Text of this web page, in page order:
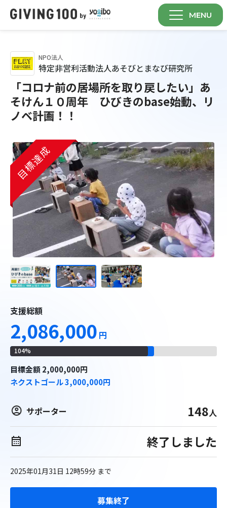
MENU
特定非営利活動法人あそびとまなび研究所
NPO法人
「コロナ前の居場所を取り戻したい」あ
そけん１０周年 ひびきのbase始動、リ
ノベ計画！！
目標達成
目標達成
目標達成
支援総額
2,086,000 円
104%
目標金額 2,000,000円
ネクストゴール3,000,000円
サポーター 148人
終了しました
2025年01月31日 12時59分 まで
募集終了